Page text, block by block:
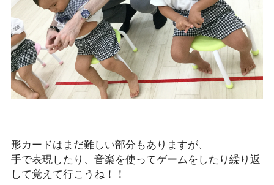
形カードはまだ難しい部分もありますが、
手で表現したり、音楽を使ってゲームをしたり繰り返
して覚えて行こうね！！